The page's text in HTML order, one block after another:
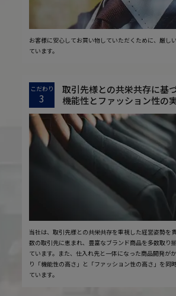
お客様に安心してお買い物していただくために、厳し
ています。
こだわり
3
取引先様との共栄共存に基
機能性とファッション性の
当社は、取引先様との共栄共存を重視した経営姿勢を
数の取引先に恵まれ、豊富なブランド商品を多数取り
ています。また、仕入れ先と一体になった商品開発が
り「機能性の高さ」と「ファッション性の高さ」を同
ています。